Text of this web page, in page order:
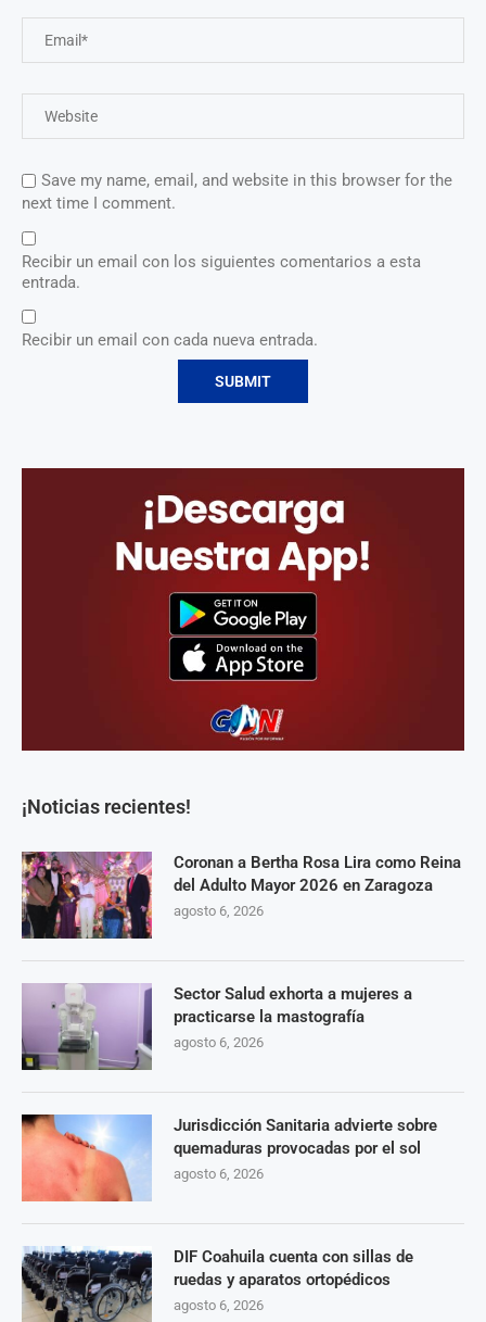
Save my name, email, and website in this browser for the
next time I comment.
Recibir un email con los siguientes comentarios a esta
entrada.
Recibir un email con cada nueva entrada.
¡Noticias recientes!
Coronan a Bertha Rosa Lira como Reina
del Adulto Mayor 2026 en Zaragoza
agosto 6, 2026
Sector Salud exhorta a mujeres a
practicarse la mastografía
agosto 6, 2026
Jurisdicción Sanitaria advierte sobre
quemaduras provocadas por el sol
agosto 6, 2026
DIF Coahuila cuenta con sillas de
ruedas y aparatos ortopédicos
agosto 6, 2026